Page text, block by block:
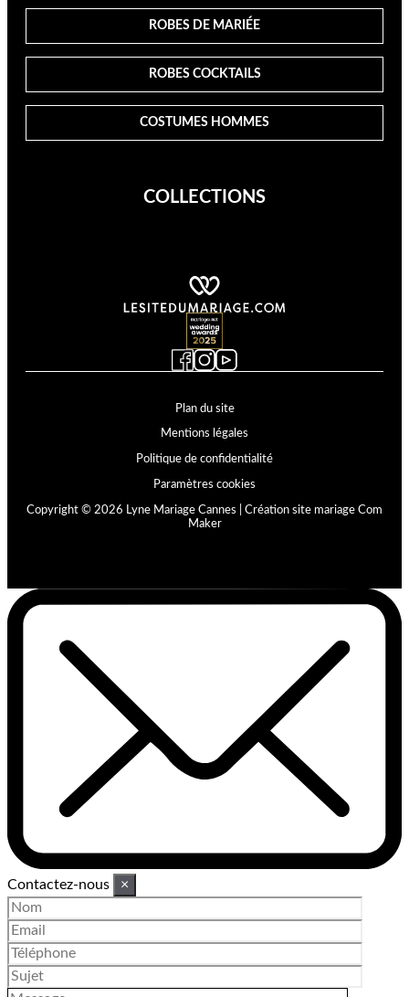
COLLECTIONS
ROBES DE MARIÉE
ROBES COCKTAILS
COSTUMES HOMMES
Plan du site
Mentions légales
Politique de confidentialité
Paramètres cookies
Copyright © 2026 Lyne Mariage Cannes | Création site mariage Com
Maker
Contactez-nous ×